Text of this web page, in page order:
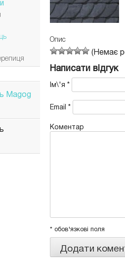
Magog
Опис
(Немає
Написати відгук
Ім\'я *
Email *
Коментар
* обов'язкові поля